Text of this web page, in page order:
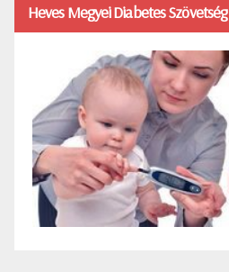
Heves Megyei Diabetes Szövetség